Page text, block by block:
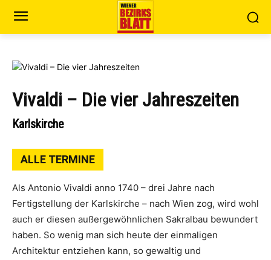
Vivaldi – Die vier Jahreszeiten
Karlskirche
ALLE TERMINE
Als Antonio Vivaldi anno 1740 – drei Jahre nach
Fertigstellung der Karlskirche – nach Wien zog, wird wohl
auch er diesen außergewöhnlichen Sakralbau bewundert
haben. So wenig man sich heute der einmaligen
Architektur entziehen kann, so gewaltig und